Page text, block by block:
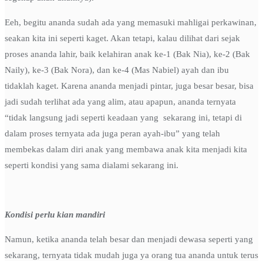
Eeh, begitu ananda sudah ada yang memasuki mahligai perkawinan,
seakan kita ini seperti kaget. Akan tetapi, kalau dilihat dari sejak
proses ananda lahir, baik kelahiran anak ke-1 (Bak Nia), ke-2 (Bak
Naily), ke-3 (Bak Nora), dan ke-4 (Mas Nabiel) ayah dan ibu
tidaklah kaget. Karena ananda menjadi pintar, juga besar besar, bisa
jadi sudah terlihat ada yang alim, atau apapun, ananda ternyata
“tidak langsung jadi seperti keadaan yang sekarang ini, tetapi di
dalam proses ternyata ada juga peran ayah-ibu” yang telah
membekas dalam diri anak yang membawa anak kita menjadi kita
seperti kondisi yang sama dialami sekarang ini.
Kondisi perlu kian mandiri
Namun, ketika ananda telah besar dan menjadi dewasa seperti yang
sekarang, ternyata tidak mudah juga ya orang tua ananda untuk terus